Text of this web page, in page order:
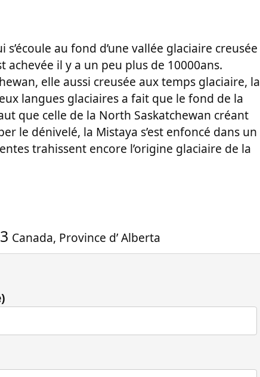
au fond d’une vallée glaciaire creusée
achevée il y a un peu plus de 10000ans.
elle aussi creusée aux temps glaciaire, la
langues glaciaires a fait que le fond de la
que celle de la North Saskatchewan créant
le dénivelé, la Mistaya s’est enfoncé dans un
trahissent encore l’origine glaciaire de la
Canada, Province d’ Alberta